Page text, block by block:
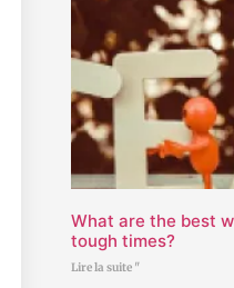
What are the best
tough times?
Lire la suite "